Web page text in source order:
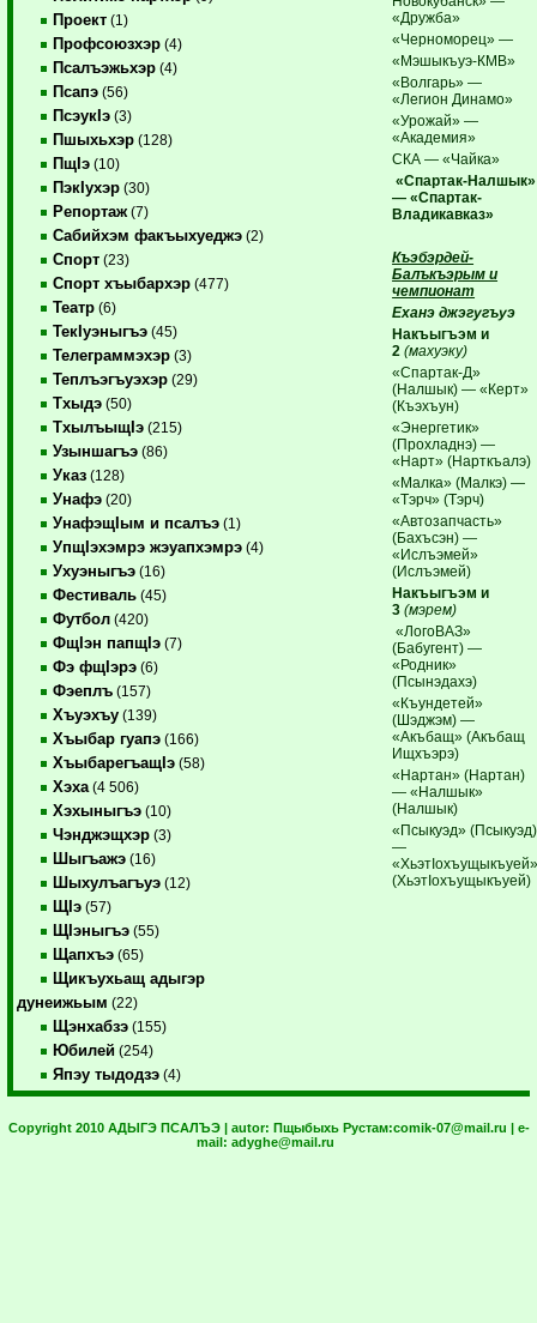
Проект (1)
Профсоюзхэр (4)
Псалъэжьхэр (4)
Псапэ (56)
ПсэукIэ (3)
Пшыхьхэр (128)
ПщIэ (10)
ПэкIухэр (30)
Репортаж (7)
Сабийхэм факъыхуеджэ (2)
Спорт (23)
Спорт хъыбархэр (477)
Театр (6)
ТекIуэныгъэ (45)
Телеграммэхэр (3)
Теплъэгъуэхэр (29)
Тхыдэ (50)
ТхылъыщIэ (215)
Узыншагъэ (86)
Указ (128)
Унафэ (20)
УнафэщIым и псалъэ (1)
УпщIэхэмрэ жэуапхэмрэ (4)
Ухуэныгъэ (16)
Фестиваль (45)
Футбол (420)
ФщIэн папщIэ (7)
Фэ фщIэрэ (6)
Фэеплъ (157)
Хъуэхъу (139)
Хъыбар гуапэ (166)
ХъыбарегъащIэ (58)
Хэха (4 506)
Хэхыныгъэ (10)
Чэнджэщхэр (3)
Шыгъажэ (16)
Шыхулъагъуэ (12)
ЩIэ (57)
ЩIэныгъэ (55)
Щапхъэ (65)
Щикъухьащ адыгэр
дунеижьым (22)
Щэнхабзэ (155)
Юбилей (254)
Япэу тыдодзэ (4)
«Дружба»
«Черноморец» —
«Мэшыкъуэ-КМВ»
«Волгарь» —
«Легион Динамо»
«Урожай» —
«Академия»
СКА — «Чайка»
«Спартак-Налшык»
— «Спартак-
Владикавказ»
Къэбэрдей-
Балъкъэрым и
чемпионат
Еханэ джэгугъуэ
Накъыгъэм и
2(махуэку)
«Спартак-Д»
(Налшык) — «Керт»
(Къэхъун)
«Энергетик»
(Прохладнэ) —
«Нарт» (Нарткъалэ)
«Малка» (Малкэ) —
«Тэрч» (Тэрч)
«Автозапчасть»
(Бахъсэн) —
«Ислъэмей»
(Ислъэмей)
Накъыгъэм и
3(мэрем)
«ЛогоВАЗ»
(Бабугент) —
«Родник»
(Псынэдахэ)
«Къундетей»
(Шэджэм) —
«Акъбащ» (Акъбащ
Ищхъэрэ)
«Нартан» (Нартан)
— «Налшык»
(Налшык)
«Псыкуэд» (Псыкуэд)
—
(ХьэтIохъущыкъуей)
Copyright 2010 АДЫГЭ ПСАЛЪЭ | autor: Пщыбыхь Рустам:comik-07@mail.ru | e-
mail: adyghe@mail.ru